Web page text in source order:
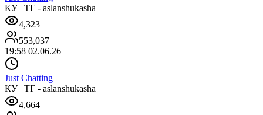
КУ | ТГ - aslanshukasha
4,323
553,037
19:58 02.06.26
Just Chatting
КУ | ТГ - aslanshukasha
4,664